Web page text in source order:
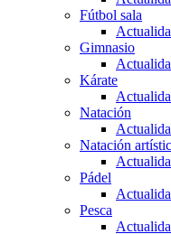
Fútbol sala
Gimnasio
Kárate
Natación
Natación
Pádel
Pesca